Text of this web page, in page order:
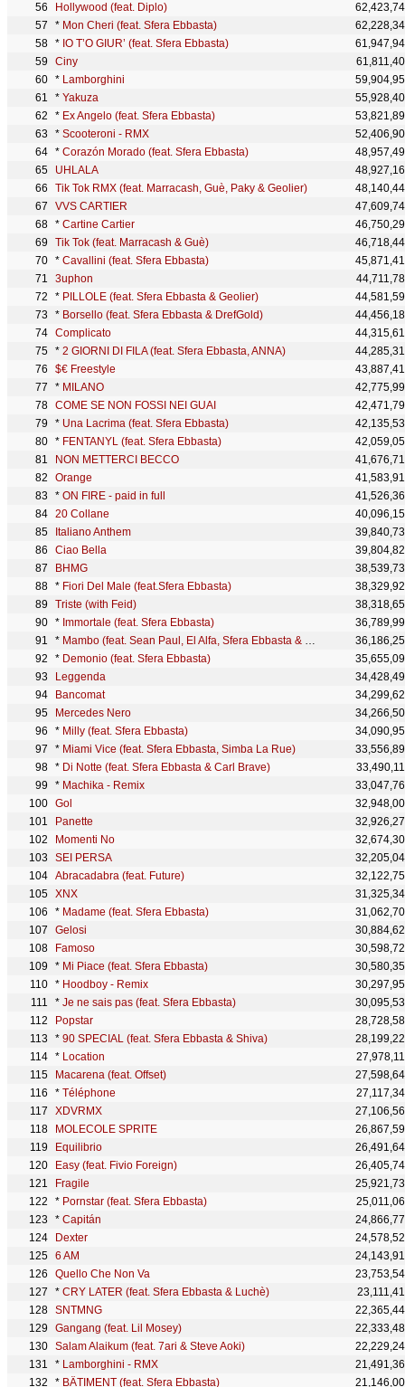
Hollywood (feat. Diplo)
* Mon Cheri (feat. Sfera Ebbasta)
* IO T’O GIUR’ (feat. Sfera Ebbasta)
Ciny
* Lamborghini
* Yakuza
* Ex Angelo (feat. Sfera Ebbasta)
* Scooteroni - RMX
* Corazón Morado (feat. Sfera Ebbasta)
UHLALA
Tik Tok RMX (feat. Marracash, Guè, Paky & Geolier)
VVS CARTIER
* Cartine Cartier
Tik Tok (feat. Marracash & Guè)
* Cavallini (feat. Sfera Ebbasta)
3uphon
* PILLOLE (feat. Sfera Ebbasta & Geolier)
* Borsello (feat. Sfera Ebbasta & DrefGold)
Complicato
* 2 GIORNI DI FILA (feat. Sfera Ebbasta, ANNA)
$€ Freestyle
* MILANO
COME SE NON FOSSI NEI GUAI
* Una Lacrima (feat. Sfera Ebbasta)
* FENTANYL (feat. Sfera Ebbasta)
NON METTERCI BECCO
Orange
* ON FIRE - paid in full
20 Collane
Italiano Anthem
Ciao Bella
BHMG
* Fiori Del Male (feat.Sfera Ebbasta)
Triste (with Feid)
* Immortale (feat. Sfera Ebbasta)
* Mambo (feat. Sean Paul, El Alfa, Sfera Ebbasta & Play-N-Skillz)
* Demonio (feat. Sfera Ebbasta)
Leggenda
Bancomat
Mercedes Nero
* Milly (feat. Sfera Ebbasta)
* Miami Vice (feat. Sfera Ebbasta, Simba La Rue)
* Di Notte (feat. Sfera Ebbasta & Carl Brave)
* Machika - Remix
Gol
Panette
Momenti No
SEI PERSA
Abracadabra (feat. Future)
XNX
* Madame (feat. Sfera Ebbasta)
Gelosi
Famoso
* Mi Piace (feat. Sfera Ebbasta)
* Hoodboy - Remix
* Je ne sais pas (feat. Sfera Ebbasta)
Popstar
* 90 SPECIAL (feat. Sfera Ebbasta & Shiva)
* Location
Macarena (feat. Offset)
* Téléphone
XDVRMX
MOLECOLE SPRITE
Equilibrio
Easy (feat. Fivio Foreign)
Fragile
* Pornstar (feat. Sfera Ebbasta)
* Capitán
Dexter
6 AM
Quello Che Non Va
* CRY LATER (feat. Sfera Ebbasta & Luchè)
SNTMNG
Gangang (feat. Lil Mosey)
Salam Alaikum (feat. 7ari & Steve Aoki)
* Lamborghini - RMX
* BÂTIMENT (feat. Sfera Ebbasta)